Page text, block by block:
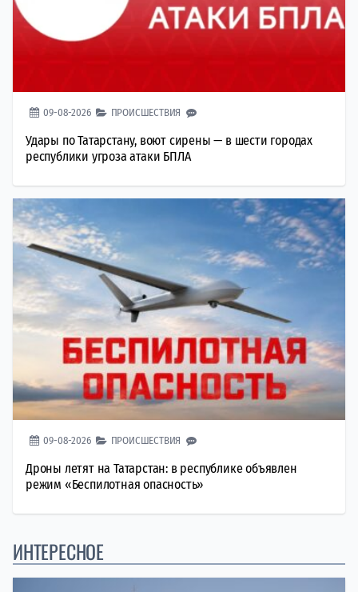
09-08-2026 ПРОИСШЕСТВИЯ
Удары по Татарстану, воют сирены — в шести городах
республики угроза атаки БПЛА
09-08-2026 ПРОИСШЕСТВИЯ
Дроны летят на Татарстан: в республике объявлен
режим «Беспилотная опасность»
ИНТЕРЕСНОЕ